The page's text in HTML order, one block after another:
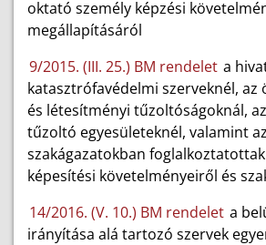
oktató személy képzési
megállapításáról
9/2015. (III. 25.) BM rendelet a
katasztrófavédelmi szerveknél, az
és létesítményi tűzoltóságoknál,
tűzoltó egyesületeknél, valamint
szakágazatokban
képesítési követelményeiről és
14/2016. (V. 10.) BM rendelet a
irányítása alá tartozó szervek